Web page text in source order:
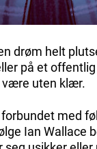
drøm helt
på et
være uten klær.
med
Ian Wallace